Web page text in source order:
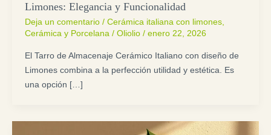
Limones: Elegancia y Funcionalidad
Deja un comentario / Cerámica italiana con limones,
Cerámica y Porcelana / Oliolio / enero 22, 2026
El Tarro de Almacenaje Cerámico Italiano con diseño de
Limones combina a la perfección utilidad y estética. Es
una opción […]